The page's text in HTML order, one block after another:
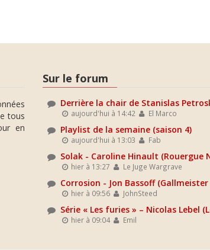
tous
en
Sur le forum
Derrière la chair de Stanislas
aujourd'hui à 14:42 El Marco
Playlist de la semaine (saison 4)
aujourd'hui à 13:03 Fab
Solak - Caroline Hinault (Rouergue
hier à 13:27 Le Juge Wargrave
Corrosion - Jon Bassoff
hier à 09:56 JohnSteed
Série « Les furies » – Nicolas Lebel
hier à 09:04 Emil